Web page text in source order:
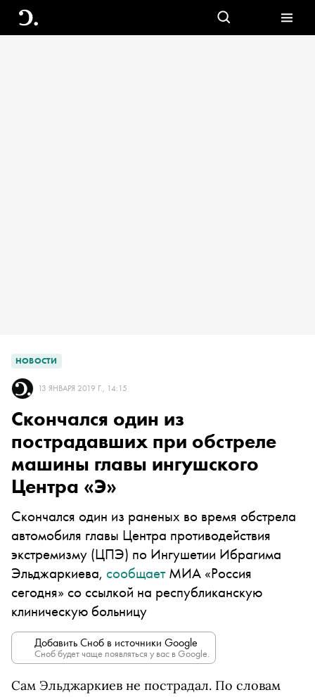
НОВОСТИ
13 ЯНВАРЯ 2019 Г., 14:15
Скончался один из
пострадавших при обстреле
машины главы ингушского
Центра «Э»
Скончался один из раненых во время обстрела
автомобиля главы Центра противодействия
экстремизму (ЦПЭ) по Ингушетии Ибрагима
Эльджаркиева, сообщаетМИА «Россия
сегодня» со ссылкой на республиканскую
клиническую больницу
Добавить Сноб в источники Google
Сноб будет чаще появляться у вас в Google.
Сам Эльджаркиев не пострадал. По словам